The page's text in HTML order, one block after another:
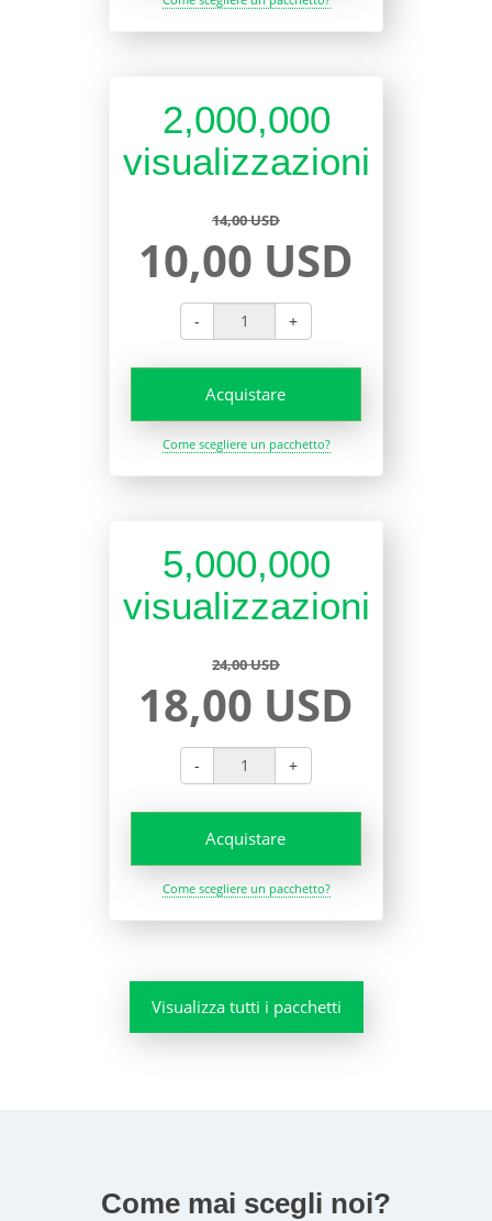
2,000,000
visualizzazioni
14,00 USD
10,00 USD
- +
Acquistare
Come scegliere un pacchetto?
5,000,000
visualizzazioni
24,00 USD
18,00 USD
- +
Acquistare
Come scegliere un pacchetto?
Visualizza tutti i pacchetti
Come mai scegli noi?